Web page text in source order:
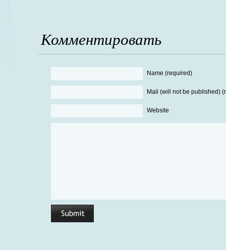
Комментировать
Name (required)
Mail (will not be published)
Website